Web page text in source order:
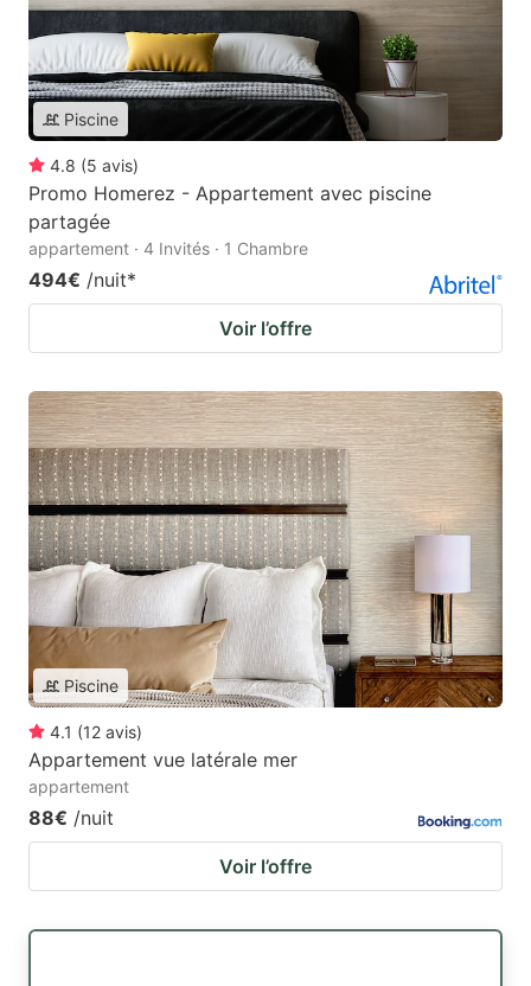
Piscine
4.8 (5 avis)
Promo Homerez - Appartement avec piscine
partagée
appartement · 4 Invités · 1 Chambre
494€ /nuit*
Voir l’offre
Piscine
4.1 (12 avis)
Appartement vue latérale mer
appartement
88€ /nuit
Voir l’offre